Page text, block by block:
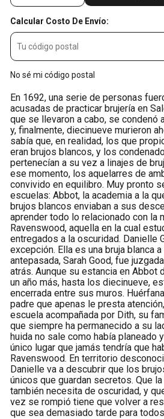
Calcular Costo De Envío:
No sé mi código postal
En 1692, una serie de personas
acusadas de practicar brujería en
que se llevaron a cabo, se condenó
y, finalmente, diecinueve murieron
sabía que, en realidad, los que
eran brujos blancos, y los
pertenecían a su vez a linajes de
ese momento, los aquelarres de
convivido en equilibro. Muy pronto
escuelas: Abbot, la academia a la
brujos blancos enviaban a sus
aprender todo lo relacionado con la
Ravenswood, aquella en la cual
entregados a la oscuridad. Danielle
excepción. Ella es una bruja blanca
antepasada, Sarah Good, fue
atrás. Aunque su estancia en Abbot
un año más, hasta los diecinueve,
encerrada entre sus muros.
padre que apenas le presta
escuela acompañada por Dith, su
que siempre ha permanecido a su
huida no sale como había planeado
único lugar que jamás tendría que
Ravenswood. En territorio
Danielle va a descubrir que los
únicos que guardan secretos. Que
también necesita de oscuridad, y
vez se rompió tiene que volver a
que sea demasiado tarde para